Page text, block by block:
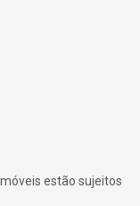
estão sujeitos